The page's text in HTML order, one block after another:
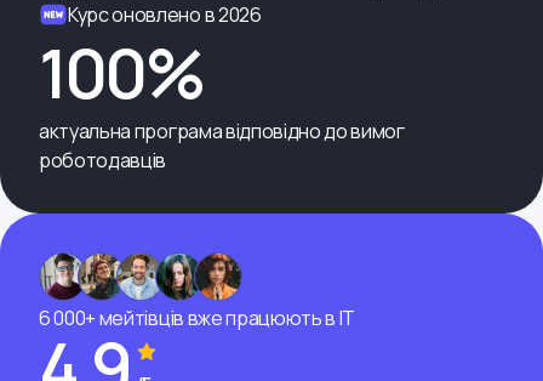
Курс оновлено в 2026
100%
актуальна програма відповідно до вимог
роботодавців
6 000+ мейтівців вже працюють в ІТ